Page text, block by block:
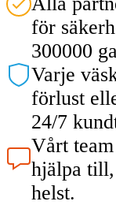
för
300000
Varje
förlust
24/7
Vårt
hjälpa till,
helst.